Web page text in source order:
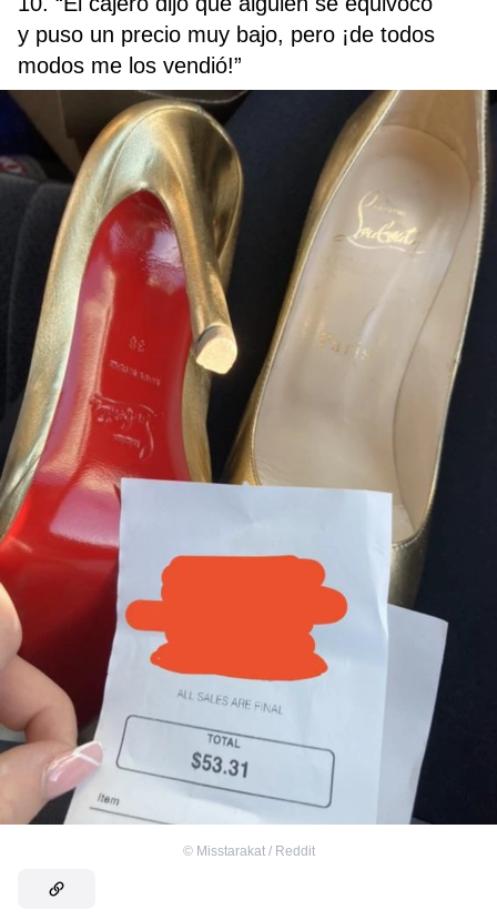
y puso un precio muy bajo, pero ¡de todos
modos me los vendió!”
© Misstarakat / Reddit